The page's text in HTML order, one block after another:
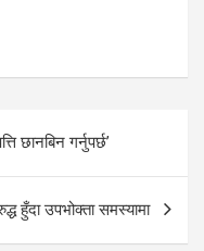
छानबिन गर्नुपर्छ’
हुँदा उपभोक्ता समस्यामा